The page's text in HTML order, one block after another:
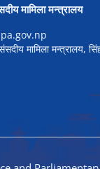
मामिला मन्त्रालय
मामिला मन्त्रालय,